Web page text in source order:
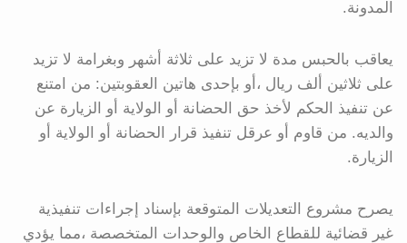
المدونة.
يعاقب بالحبس مدة لا تزيد على ثلاثة أشهر وبغرامة لا تزيد
على ثلاثين ألف ريال ،أو بإحدى هاتين العقوبتين: من امتنع
عن تنفيذ الحكم لأخذ حق الحضانة أو الولاية أو الزيارة عن
والديه. من قاوم أو عرقل تنفيذ قرار الحضانة أو الولاية أو
الزيارة.
يصرح مشروع التعديلات المتوقعة بإسناد إجراءات تنفيذية
غير قضائية للقطاع الخاص والوحدات المتخصصة ،مما يؤدي